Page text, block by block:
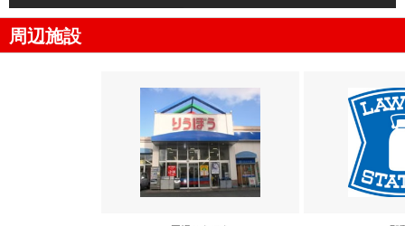
周辺施設